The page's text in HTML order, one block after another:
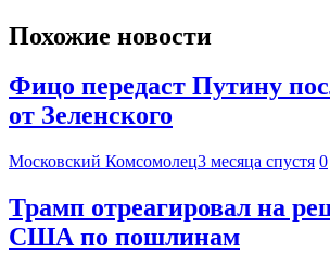
Похожие новости
Фицо передаст Путину
от Зеленского
Московский Комсомолец3 месяца спустя 0
Трамп отреагировал на
США по пошлинам